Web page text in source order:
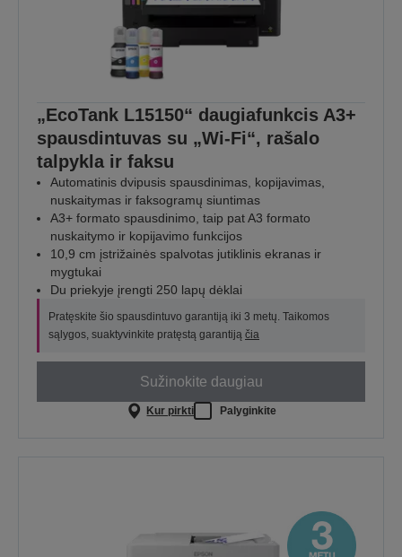
„EcoTank L15150“ daugiafunkcis A3+
spausdintuvas su „Wi-Fi“, rašalo
talpykla ir faksu
Automatinis dvipusis spausdinimas, kopijavimas,
nuskaitymas ir faksogramų siuntimas
A3+ formato spausdinimo, taip pat A3 formato
nuskaitymo ir kopijavimo funkcijos
10,9 cm įstrižainės spalvotas jutiklinis ekranas ir
mygtukai
Du priekyje įrengti 250 lapų dėklai
Pratęskite šio spausdintuvo garantiją iki 3 metų. Taikomos
sąlygos, suaktyvinkite pratęstą garantiją čia
Sužinokite daugiau
Kur pirkti Palyginkite